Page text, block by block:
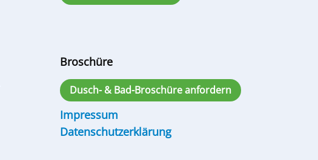
Broschüre
Dusch- & Bad-Broschüre anfordern
Impressum
Datenschutzerklärung